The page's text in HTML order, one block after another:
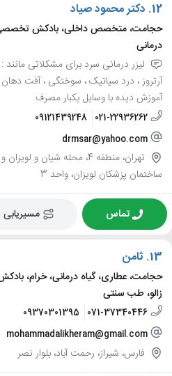
12. دکتر محمود صیاد
حجامت، متخصص داخلی، بادکش تخصصی
درمانی
لیزر درمانی سرد برای مشکلاتی مانند
آرتروز ، درد سیاتیک ، سوختگی ، آفت
آموزش دیده با وسایل یکبار مصرف
021-22936262
09121439248
drmsar@yahoo.com
تهران، منطقه 4، محله شیان و
ساختمان پزشکان لویزان، واحد 3
تماس مسیریابی
13. ثامن
حجامت، عطاری، گیاه درمانی، خرام،
زالو، طب سنتی
071-37340446
09370301395
mohammadalikheram@gmail.com
فارس، شیراز، رحمت آباد، بلوار نصر